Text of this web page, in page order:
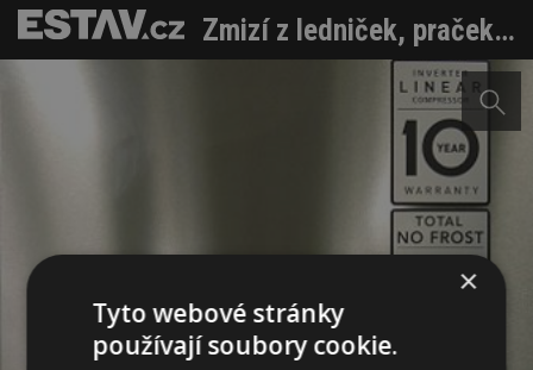
Zmizí z ledniček, praček, sušiček a myček nádobí A +, A ++ a také A +++ ?
×
Tyto webové stránky
používají soubory cookie.